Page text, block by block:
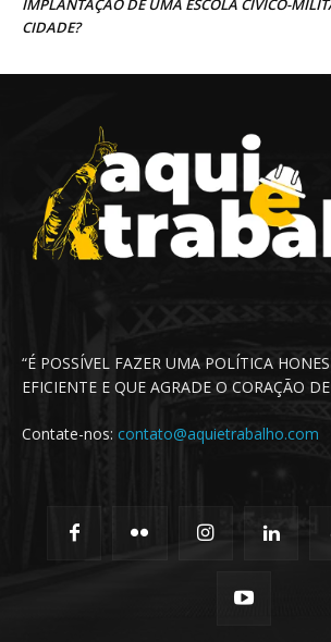
“É POSSÍVEL FAZER UMA POLÍTICA
EFICIENTE E QUE AGRADE O CORAÇÃO
Contate-nos: contato@aquietrabalho.com